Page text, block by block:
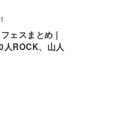
ェスまとめ |
人ROCK、山人